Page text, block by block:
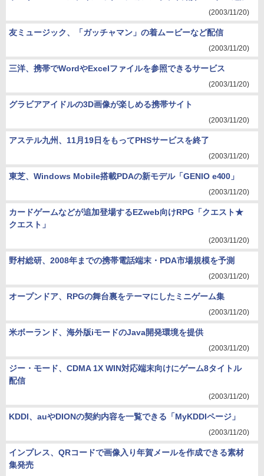
(2003/11/20)
友ミュージック、「ガッチャマン」の着ムービーなど配信
(2003/11/20)
三洋、携帯でWordやExcelファイルを参照できるサービス
(2003/11/20)
グラビアアイドルの3D画像が楽しめる携帯サイト
(2003/11/20)
アステル九州、11月19日をもってPHSサービスを終了
(2003/11/20)
東芝、Windows Mobile搭載PDAの新モデル「GENIO e400」
(2003/11/20)
カードゲームなどが追加登場するEZweb向けRPG「クエスト★
クエスト」
(2003/11/20)
野村総研、2008年までの携帯電話端末・PDA市場規模を予測
(2003/11/20)
オープンドア、RPGの舞台裏をテーマにしたミニゲーム集
(2003/11/20)
米ボーランド、海外版iモードのJava開発環境を提供
(2003/11/20)
ジー・モード、CDMA 1X WIN対応端末向けにゲーム8タイトル
配信
(2003/11/20)
KDDI、auやDIONの契約内容を一覧できる「MyKDDIページ」
(2003/11/20)
インプレス、QRコードで画像入り年賀メールを作成できる素材
集発売